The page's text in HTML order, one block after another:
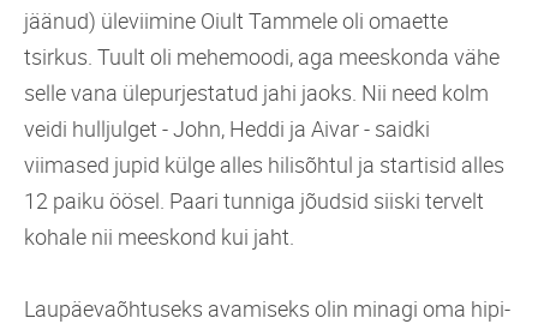
jäänud) üleviimine Oiult Tammele oli omaette
tsirkus. Tuult oli mehemoodi, aga meeskonda vähe
selle vana ülepurjestatud jahi jaoks. Nii need kolm
veidi hulljulget - John, Heddi ja Aivar - saidki
viimased jupid külge alles hilisõhtul ja startisid alles
12 paiku öösel. Paari tunniga jõudsid siiski tervelt
kohale nii meeskond kui jaht.
Laupäevaõhtuseks avamiseks olin minagi oma hipi-